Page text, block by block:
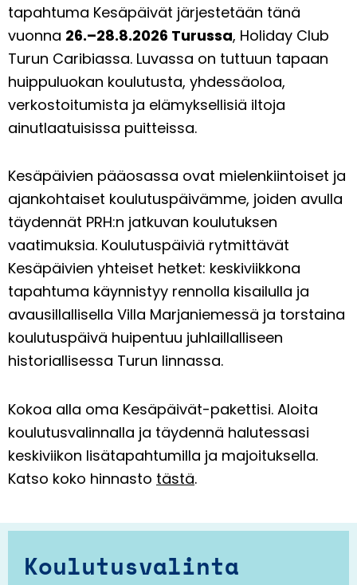
tapahtuma Kesäpäivät järjestetään tänä
vuonna 26.–28.8.2026 Turussa, Holiday Club
Turun Caribiassa. Luvassa on tuttuun tapaan
huippuluokan koulutusta, yhdessäoloa,
verkostoitumista ja elämyksellisiä iltoja
ainutlaatuisissa puitteissa.
Kesäpäivien pääosassa ovat mielenkiintoiset ja
ajankohtaiset koulutuspäivämme, joiden avulla
täydennät PRH:n jatkuvan koulutuksen
vaatimuksia. Koulutuspäiviä rytmittävät
Kesäpäivien yhteiset hetket: keskiviikkona
tapahtuma käynnistyy rennolla kisailulla ja
avausillallisella Villa Marjaniemessä ja torstaina
koulutuspäivä huipentuu juhlaillalliseen
historiallisessa Turun linnassa.
Kokoa alla oma Kesäpäivät-pakettisi. Aloita
koulutusvalinnalla ja täydennä halutessasi
keskiviikon lisätapahtumilla ja majoituksella.
Katso koko hinnasto tästä.
Koulutusvalinta